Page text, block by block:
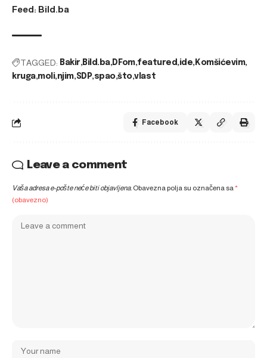
Feed: Bild.ba
TAGGED: Bakir Bild.ba DFom featured ide Komšićevim
kruga moli njim SDP spao što vlast
Facebook
Leave a comment
Vaša adresa e-pošte neće biti objavljena. Obavezna polja su označena sa*
(obavezno)